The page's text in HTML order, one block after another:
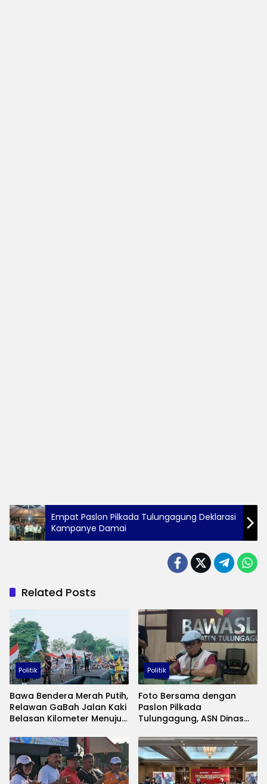
Empat Paslon Pilkada Tulungagung Deklarasi
Kampanye Damai
Related Posts
Politik
Bawa Bendera Merah Putih,
Relawan GaBah Jalan Kaki
Belasan Kilometer Menuju
di Gor Lembupeteng
Tulungagung
Politik
Foto Bersama dengan
Paslon Pilkada
Tulungagung, ASN Dinas
Tidak Langgar UU Pilkada